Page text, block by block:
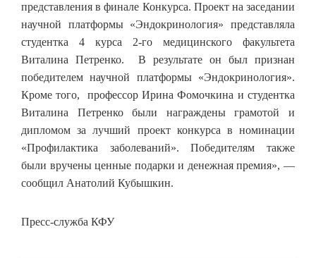
представления в финале Конкурса. Проект на заседании
научной платформы «Эндокринология» представляла
студентка 4 курса 2-го медицинского факультета
Виталина Петренко. В результате он был признан
победителем научной платформы «Эндокринология».
Кроме того, профессор Ирина Фомочкина и студентка
Виталина Петренко были награждены грамотой и
дипломом за лучший проект конкурса в номинации
«Профилактика заболеваний». Победителям также
были вручены ценные подарки и денежная премия», —
сообщил Анатолий Кубышкин.
Пресс-служба КФУ